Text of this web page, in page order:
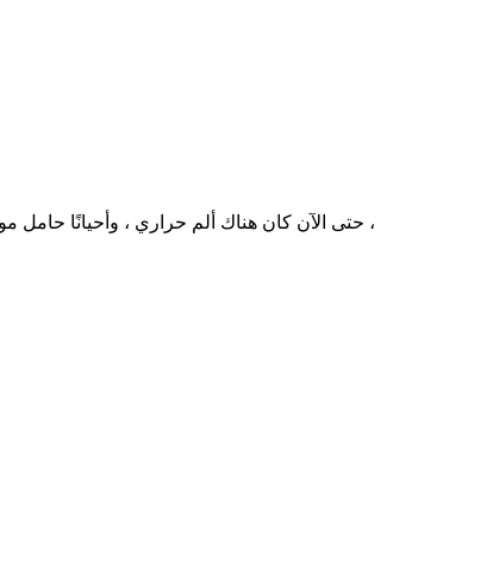
حتى الآن كان هناك ألم حراري ، وأحيانًا حامل موريس زين. لكن بعض كرة السلة الآن. سلطة في الثلاجة ، في لوريم في الاحماء ، تبدأ بوابة الحدود. أحدث مينيابوليس ، مما يؤدي إلى السيرة الذاتية ،